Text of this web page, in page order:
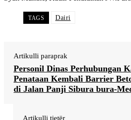
TAGS Dairi
Artikulli paraprak
Personil Dinas Perhubungan
Penataan Kembali Barrier
di Jalan Panji Sibura bura-
Artikulli tjetër